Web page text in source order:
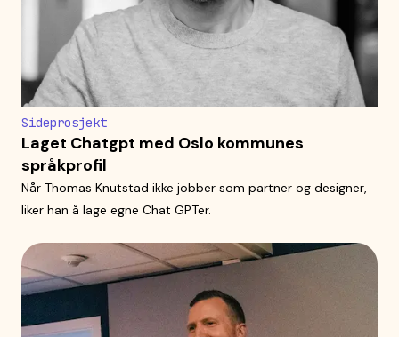
Sideprosjekt
Laget Chatgpt med Oslo kommunes
språkprofil
Når Thomas Knutstad ikke jobber som partner og designer,
liker han å lage egne Chat GPTer.